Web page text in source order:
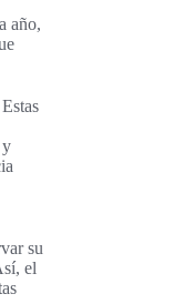
año,
y
su
el